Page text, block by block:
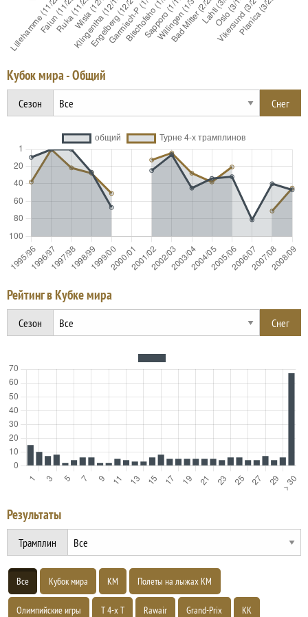
Кубок мира - Общий
Сезон
Рейтинг в Кубке мира
Сезон
Результаты
Трамплин
Все Кубок мира КМ Полеты на лыжах КМ
Олимпийские игры Т 4-х Т Rawair Grand-Prix КК